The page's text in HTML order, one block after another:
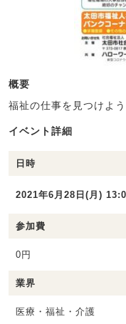
概要
福祉の仕事を見つけよ
イベント詳細
日時
2021年6月28日(月)
参加費
0円
業界
医療・福祉・介護